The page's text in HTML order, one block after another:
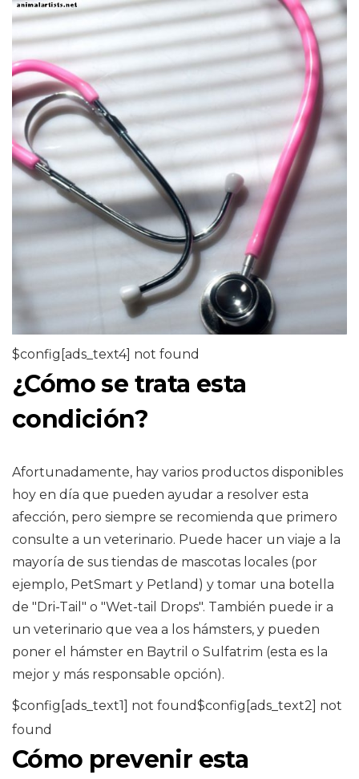
$config[ads_text4] not found
¿Cómo se trata esta
condición?
Afortunadamente, hay varios productos disponibles
hoy en día que pueden ayudar a resolver esta
afección, pero siempre se recomienda que primero
consulte a un veterinario. Puede hacer un viaje a la
mayoría de sus tiendas de mascotas locales (por
ejemplo, PetSmart y Petland) y tomar una botella
de "Dri-Tail" o "Wet-tail Drops". También puede ir a
un veterinario que vea a los hámsters, y pueden
poner el hámster en Baytril o Sulfatrim (esta es la
mejor y más responsable opción).
$config[ads_text1] not found$config[ads_text2] not
found
Cómo prevenir esta